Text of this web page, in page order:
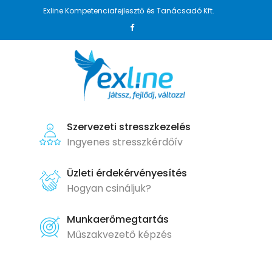
Exline Kompetenciafejlesztő és Tanácsadó Kft.
Szervezeti stresszkezelés
Ingyenes stresszkérdőív
Üzleti érdekérvényesítés
Hogyan csináljuk?
Munkaerőmegtartás
Műszakvezető képzés